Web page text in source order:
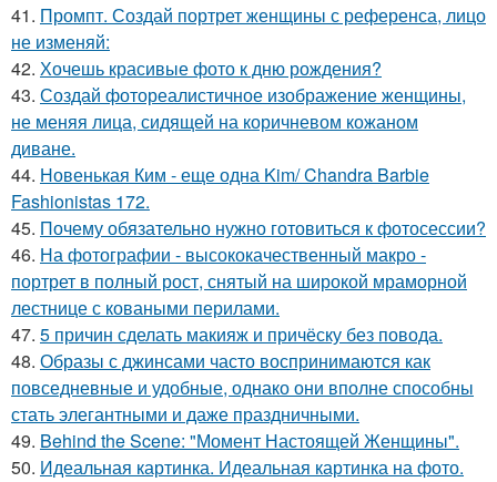
41. Промпт. Создай портрет женщины с референса, лицо
не изменяй:
42. Хочешь красивые фото к дню рождения?
43. Создай фотореалистичное изображение женщины,
не меняя лица, сидящей на коричневом кожаном
диване.
44. Новенькая Ким - еще одна Kim/ Chandra Barbie
Fashionistas 172.
45. Почему обязательно нужно готовиться к фотосессии?
46. На фотографии - высококачественный макро -
портрет в полный рост, снятый на широкой мраморной
лестнице с коваными перилами.
47. 5 причин сделать макияж и причёску без повода.
48. Образы с джинсами часто воспринимаются как
повседневные и удобные, однако они вполне способны
стать элегантными и даже праздничными.
49. Behind the Scene: "Момент Настоящей Женщины".
50. Идеальная картинка. Идеальная картинка на фото.